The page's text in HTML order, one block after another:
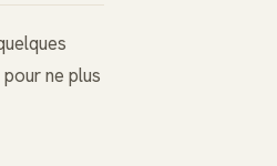
ne plus